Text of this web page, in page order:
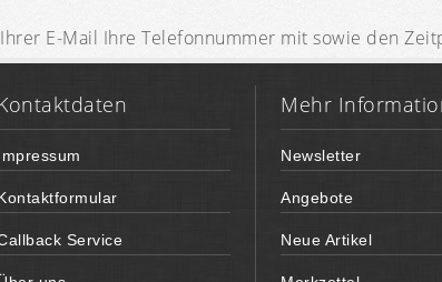
E-Mail Ihre Telefonnummer mit sowie den
Service
Mehr
Newsletter
Angebote
Neue Artikel